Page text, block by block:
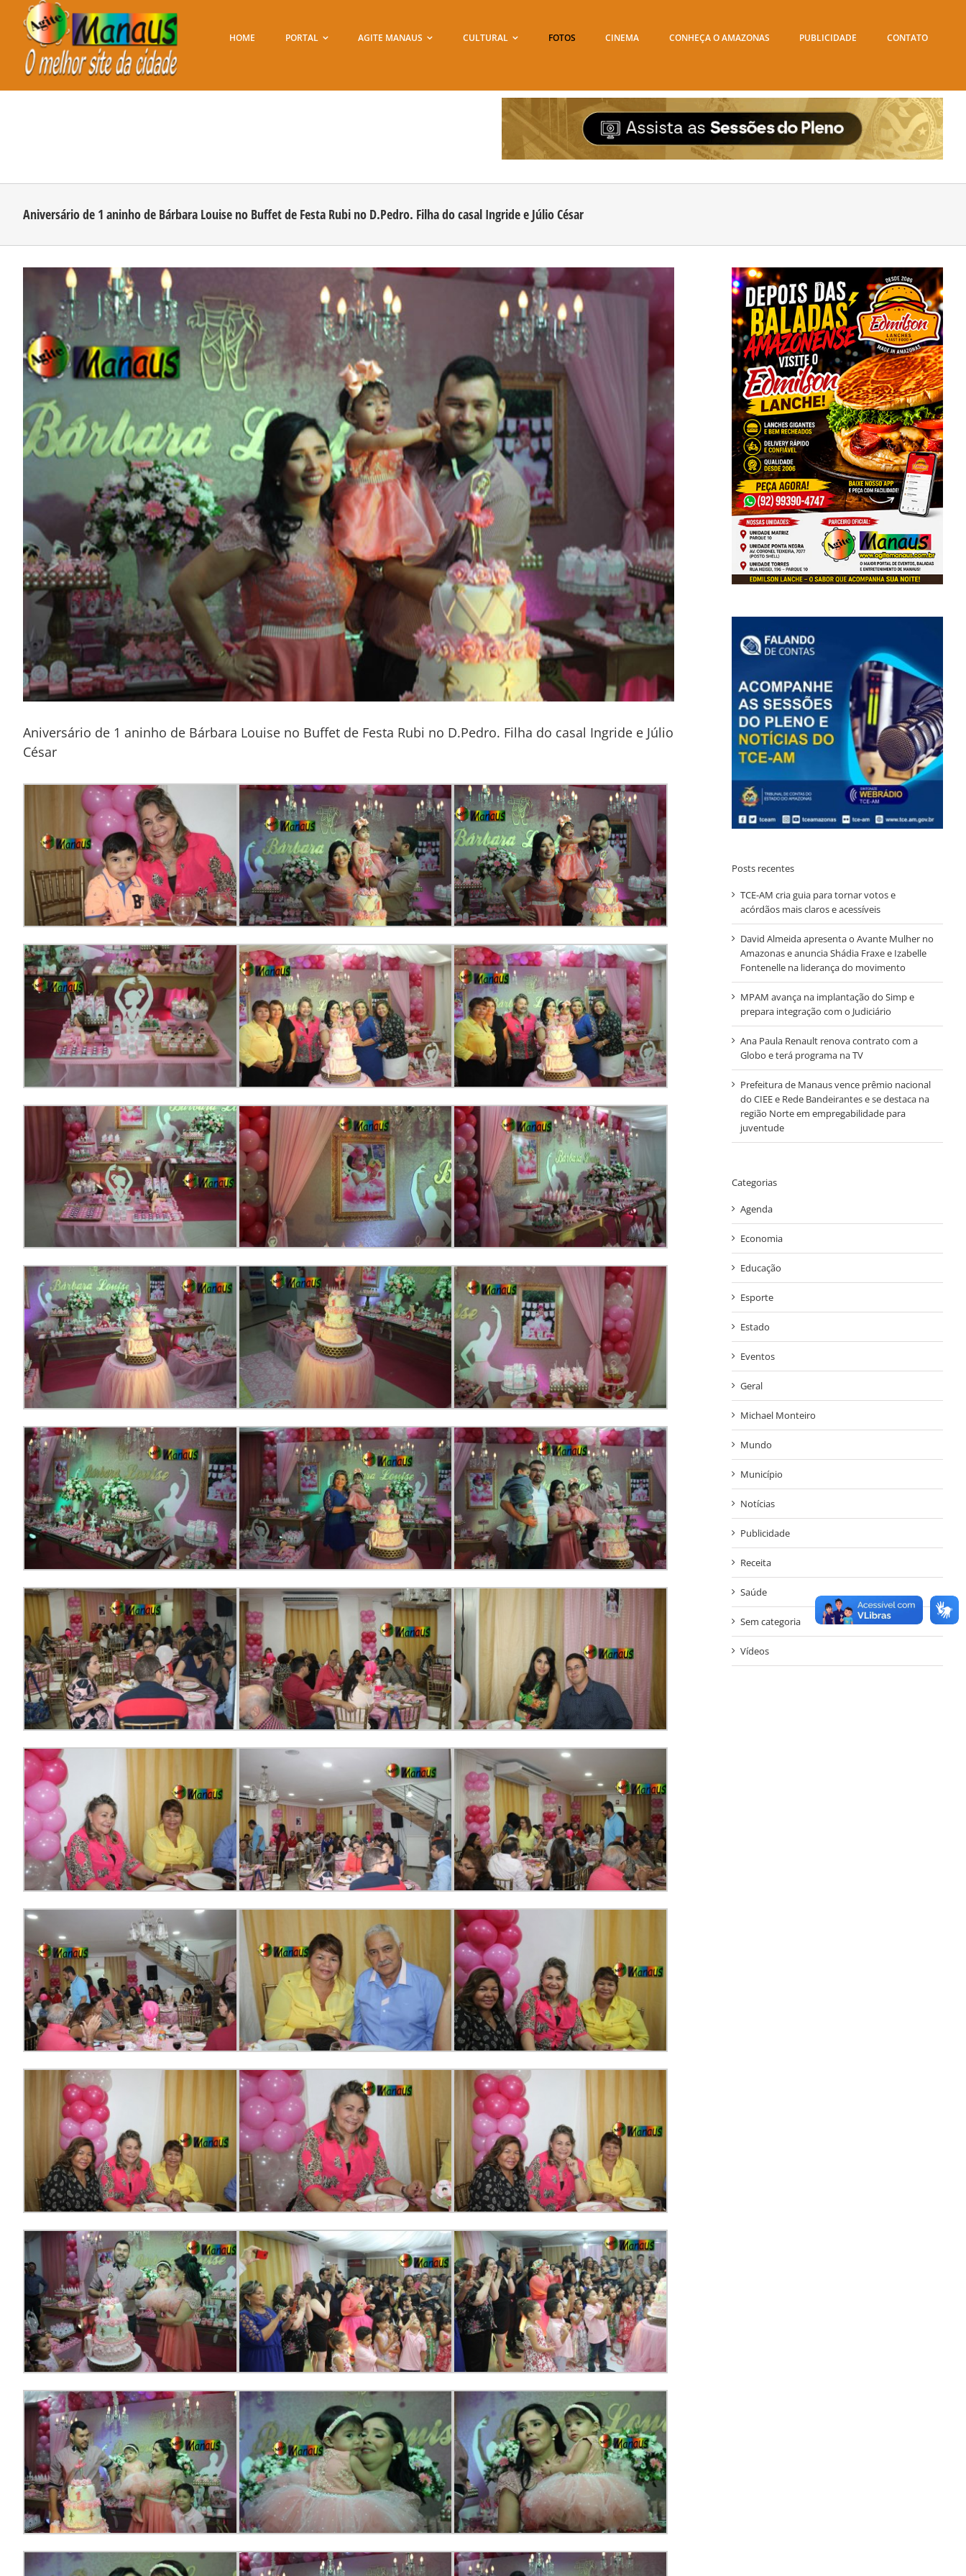
conteúdo
HOME PORTAL AGITE MANAUS CULTURAL FOTOS CINEMA CONHEÇA O AMAZONAS PUBLICIDADE CONTATO
Aniversário de 1 aninho de Bárbara Louise no Buffet de Festa Rubi no D.Pedro. Filha do casal Ingride e Júlio César
Aniversário de 1 aninho de Bárbara Louise no Buffet de Festa Rubi no D.Pedro. Filha do casal Ingride e Júlio
César
Posts recentes
TCE-AM cria guia para tornar votos e
acórdãos mais claros e acessíveis
David Almeida apresenta o Avante Mulher no
Amazonas e anuncia Shádia Fraxe e Izabelle
Fontenelle na liderança do movimento
MPAM avança na implantação do Simp e
prepara integração com o Judiciário
Ana Paula Renault renova contrato com a
Globo e terá programa na TV
Prefeitura de Manaus vence prêmio nacional
do CIEE e Rede Bandeirantes e se destaca na
região Norte em empregabilidade para
juventude
Categorias
Agenda
Economia
Educação
Esporte
Estado
Eventos
Geral
Michael Monteiro
Mundo
Município
Notícias
Publicidade
Receita
Saúde
Sem categoria
Vídeos